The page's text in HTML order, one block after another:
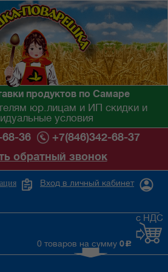
продуктов по Самаре
юр.лицам и ИП скидки и
условия
68-36
+7(846)342-68-37
обратный звонок
Вход в личный кабинет
0 товаров на сумму 0 c
с НДС